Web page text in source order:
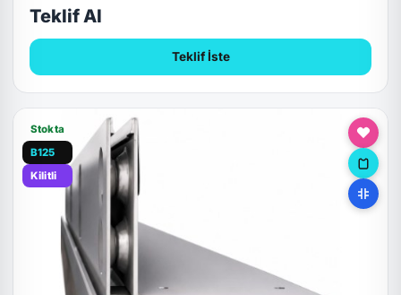
Teklif Al
Teklif İste
Stokta
B125
Kilitli